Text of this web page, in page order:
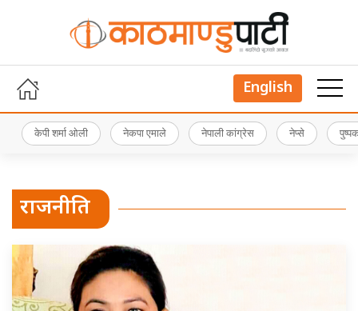
English
केपी शर्मा ओली नेकपा एमाले नेपाली कांग्रेस नेप्से
राजनीति